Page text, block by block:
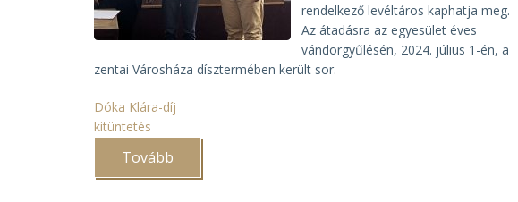
rendelkező levéltáros kaphatja meg.
Az átadásra az egyesület éves
vándorgyűlésén, 2024. július 1-én, a
zentai Városháza dísztermében került sor.
Dóka Klára-díj
kitüntetés
Tovább
díjat